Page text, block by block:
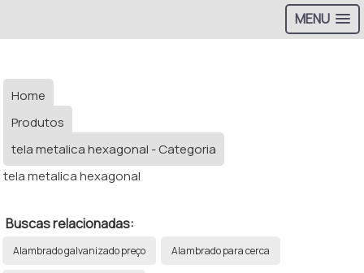
MENU
Home
Produtos
tela metalica hexagonal - Categoria
tela metalica hexagonal
Buscas relacionadas:
Alambrado galvanizado preço Alambrado para cerca